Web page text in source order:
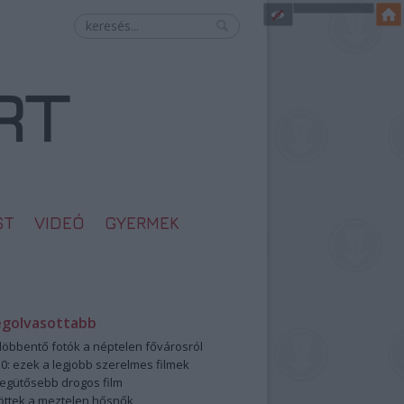
VIDEÓ GYERMEK
fotók a néptelen fővárosról
ezek a legjobb szerelmes filmek
drogos film
a meztelen hősnők